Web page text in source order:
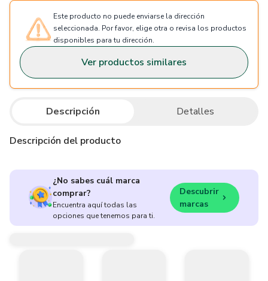
Este producto no puede enviarse la dirección
seleccionada. Por favor, elige otra o revisa los productos
disponibles para tu dirección.
Ver productos similares
Descripción Detalles
Descripción del producto
¿No sabes cuál marca
comprar?
Encuentra aquí todas las
opciones que tenemos para ti.
Descubrir
marcas